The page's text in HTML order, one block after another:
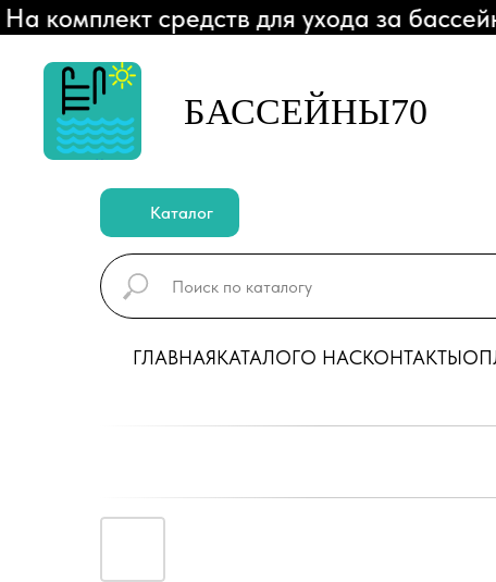
средств для ухода за
БАССЕЙНЫ70
Каталог
ГЛАВНАЯКАТАЛОГО НАСКОНТАКТЫ